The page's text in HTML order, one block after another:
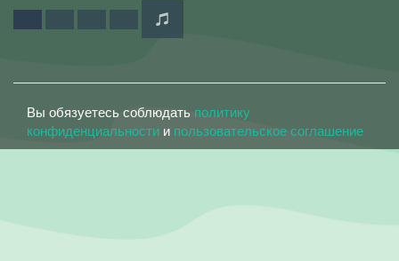
Вы обязуетесь соблюдать политику
конфиденциальности и пользовательское соглашение